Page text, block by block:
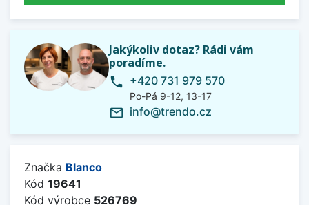
Jakýkoliv dotaz? Rádi vám
poradíme.
phone +420 731 979 570
Po-Pá 9-12, 13-17
mail_outline info@trendo.cz
Značka Blanco
Kód 19641
Kód výrobce 526769